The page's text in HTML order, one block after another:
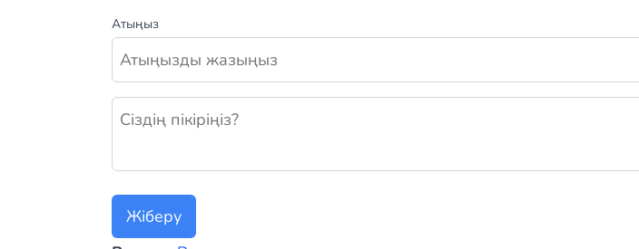
Атыңыз
Жаңа пікір қалдыру
Жіберу